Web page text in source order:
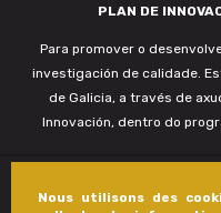
Nous utilisons des
PLAN DE
Para promover o
investigación de calidade.
de Galicia, a través de
Innovación, dentro do